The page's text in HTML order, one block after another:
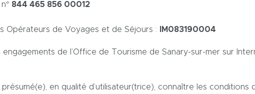
844 465 856 00012
Opérateurs de Voyages et de Séjours :
IM083190004
de l’Office de Tourisme de Sanary-sur-mer sur
en qualité d’utilisateur(trice), connaître les conditions